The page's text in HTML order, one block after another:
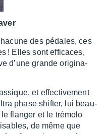
des pédales, ces
! Elles sont effi­caces,
d’une grande origi­na­
et effec­ti­ve­ment
phase shif­ter, lui beau­
flan­ger et le trémolo
de même que